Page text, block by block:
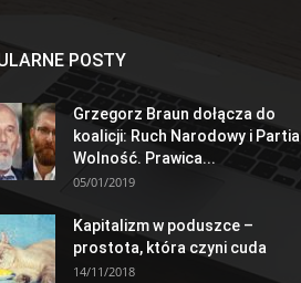
POSTY
Grzegorz Braun dołącza do
koalicji: Ruch Narodowy i Partia
Wolność. Prawica...
05/01/2019
Kapitalizm w poduszce –
prostota, która czyni cuda
14/11/2018